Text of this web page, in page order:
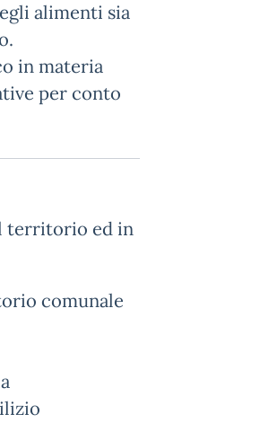
alimenti sia
in materia
per conto
territorio ed in
comunale